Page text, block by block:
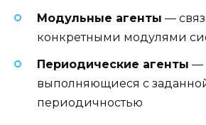
Модульные агенты —
конкретными модулями
Периодические агенты —
выполняющиеся с
периодичностью